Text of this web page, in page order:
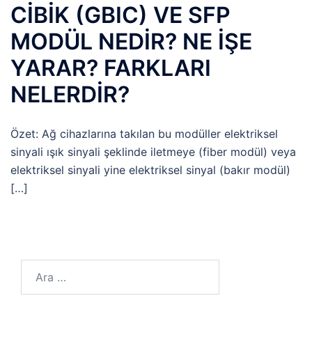
CİBİK (GBIC) VE SFP
MODÜL NEDİR? NE İŞE
YARAR? FARKLARI
NELERDİR?
Özet: Ağ cihazlarına takılan bu modüller elektriksel
sinyali ışık sinyali şeklinde iletmeye (fiber modül) veya
elektriksel sinyali yine elektriksel sinyal (bakır modül)
[…]